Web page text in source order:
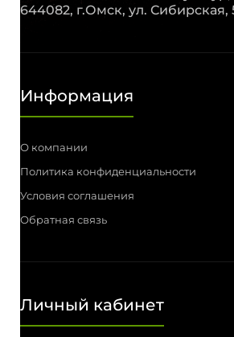
644082, г.Омск, ул. Сибирская,
Информация
О компании
Политика конфиденциальности
Условия соглашения
Обратная связь
Личный кабинет